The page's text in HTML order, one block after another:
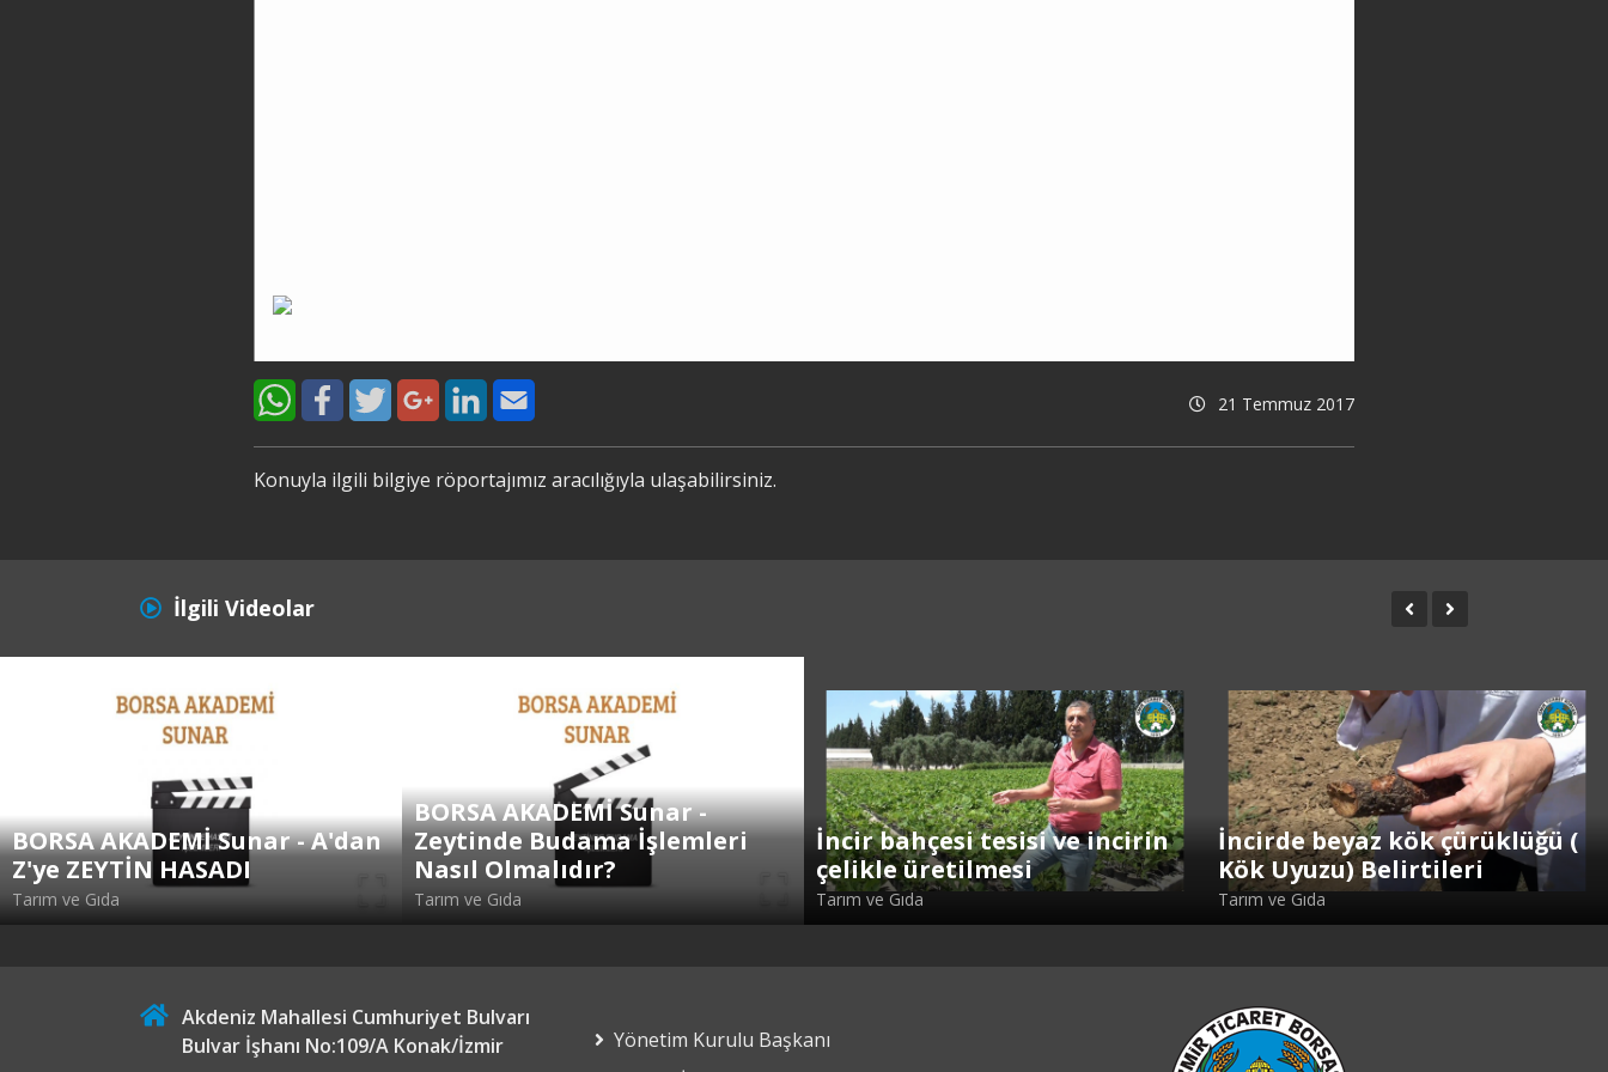
21 Temmuz 2017
Konuyla ilgili bilgiye röportajımız aracılığıyla ulaşabilirsiniz.
İlgili Videolar
BORSA AKADEMİ Sunar - A'dan
Z'ye ZEYTİN HASADI
Tarım ve Gıda
BORSA AKADEMİ Sunar -
Zeytinde Budama İşlemleri
Nasıl Olmalıdır?
Tarım ve Gıda
İncir bahçesi tesisi ve incirin
çelikle üretilmesi
Tarım ve Gıda
İncirde beyaz kök çürüklüğü (
Kök Uyuzu) Belirtileri
Tarım ve Gıda
Akdeniz Mahallesi Cumhuriyet Bulvarı
Bulvar İşhanı No:109/A Konak/İzmir
Yönetim Kurulu Başkanı